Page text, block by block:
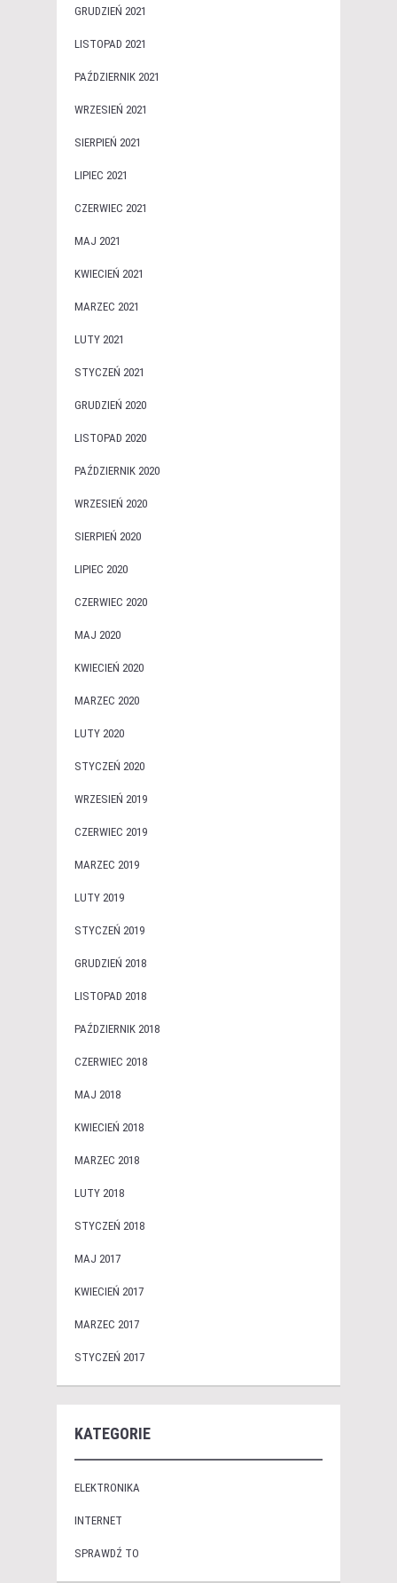
GRUDZIEŃ 2021
LISTOPAD 2021
PAŹDZIERNIK 2021
WRZESIEŃ 2021
SIERPIEŃ 2021
LIPIEC 2021
CZERWIEC 2021
MAJ 2021
KWIECIEŃ 2021
MARZEC 2021
LUTY 2021
STYCZEŃ 2021
GRUDZIEŃ 2020
LISTOPAD 2020
PAŹDZIERNIK 2020
WRZESIEŃ 2020
SIERPIEŃ 2020
LIPIEC 2020
CZERWIEC 2020
MAJ 2020
KWIECIEŃ 2020
MARZEC 2020
LUTY 2020
STYCZEŃ 2020
WRZESIEŃ 2019
CZERWIEC 2019
MARZEC 2019
LUTY 2019
STYCZEŃ 2019
GRUDZIEŃ 2018
LISTOPAD 2018
PAŹDZIERNIK 2018
CZERWIEC 2018
MAJ 2018
KWIECIEŃ 2018
MARZEC 2018
LUTY 2018
STYCZEŃ 2018
MAJ 2017
KWIECIEŃ 2017
MARZEC 2017
STYCZEŃ 2017
KATEGORIE
ELEKTRONIKA
INTERNET
SPRAWDŹ TO